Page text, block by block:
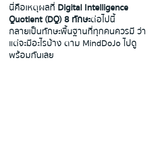
นี่คือเหตุผลที่ Digital Intelligence
Quotient (DQ) 8 ทักษะต่อไปนี้
กลายเป็นทักษะพื้นฐานที่ทุกคนควรมี ว่า
แต่จะมีอะไรบ้าง ตาม MindDoJo ไปดู
พร้อมกันเลย